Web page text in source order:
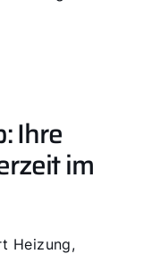
Ihre
im
Heizung,